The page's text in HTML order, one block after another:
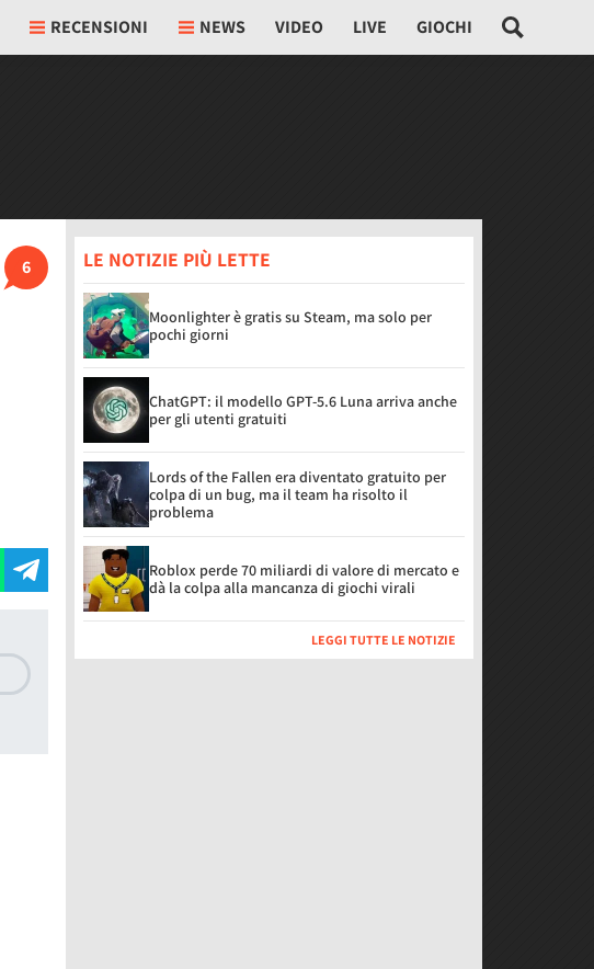
RECENSIONI NEWS VIDEO LIVE GIOCHI
6 LE NOTIZIE PIÙ LETTE
Moonlighter è gratis su Steam, ma solo per
pochi giorni
ChatGPT: il modello GPT-5.6 Luna arriva anche
per gli utenti gratuiti
Lords of the Fallen era diventato gratuito per
colpa di un bug, ma il team ha risolto il
problema
Roblox perde 70 miliardi di valore di mercato e
dà la colpa alla mancanza di giochi virali
LEGGI TUTTE LE NOTIZIE